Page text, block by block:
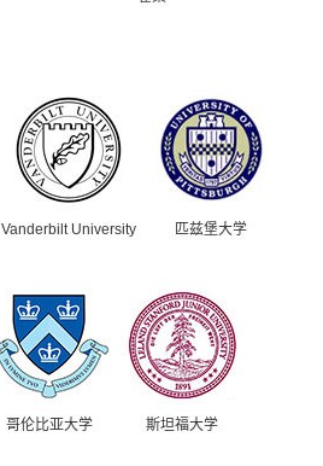
Vanderbilt University 匹兹堡大学
哥伦比亚大学 斯坦福大学